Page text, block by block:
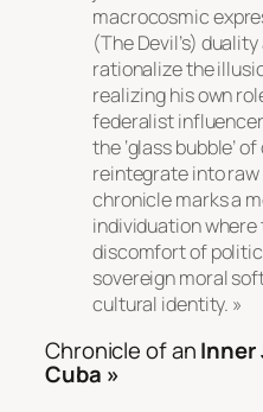
macrocosmic
(The Devil’s)
rationalize the
realizing his own
federalist
the ‘glass bubble’
reintegrate into
chronicle marks a
individuation where
discomfort of
sovereign moral
cultural identity. »
Chronicle of anInner
Cuba »